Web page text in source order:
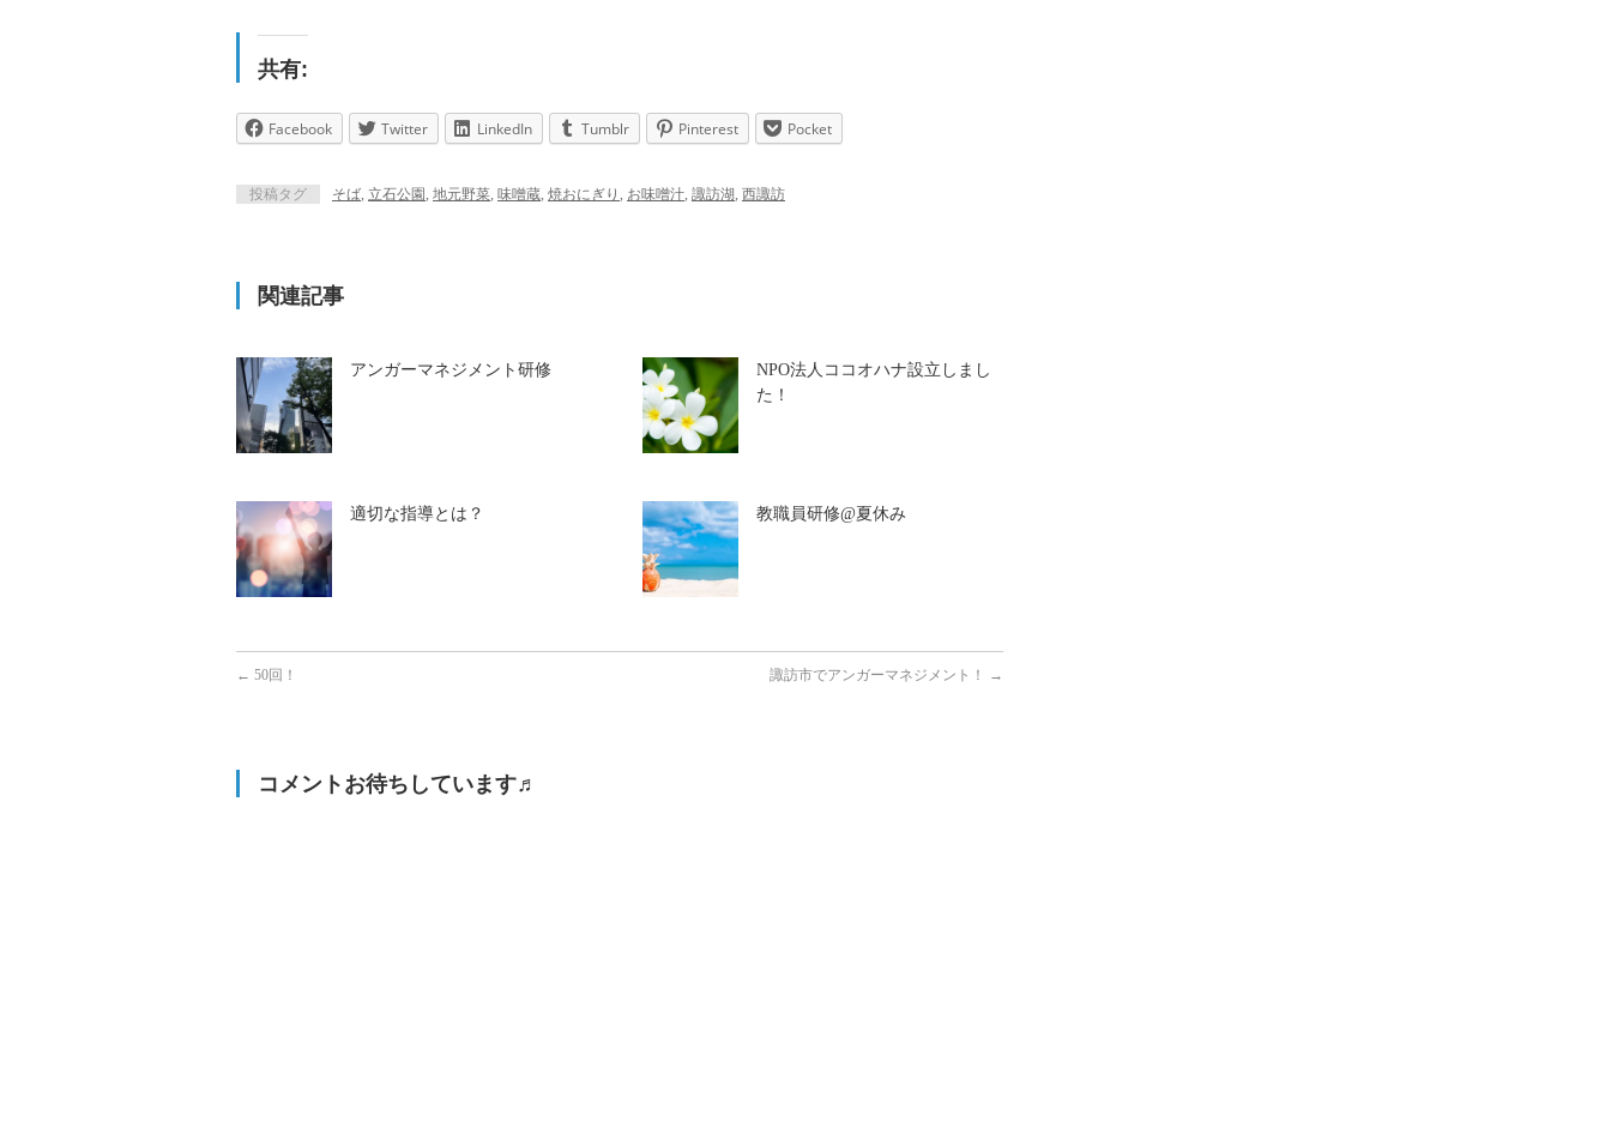
共有:
Facebook Twitter LinkedIn Tumblr Pinterest Pocket
投稿タグ そば, 立石公園, 地元野菜, 味噌蔵, 焼おにぎり , お味噌汁, 諏訪湖, 西諏訪
関連記事
アンガーマネジメント研修
NPO法人ココオハナ設立しまし
た！
適切な指導とは？ 教職員研修@夏休み
← 50回！ 諏訪市でアンガーマネジメント！ →
コメントお待ちしています♬